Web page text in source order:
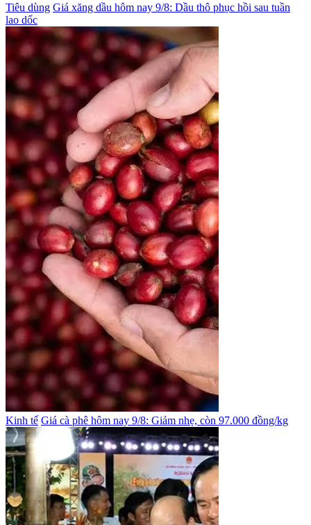
Tiêu dùng Giá xăng dầu hôm nay 9/8: Dầu thô phục hồi sau tuần
lao dốc
Kinh tế Giá cà phê hôm nay 9/8: Giảm nhẹ, còn 97.000 đồng/kg